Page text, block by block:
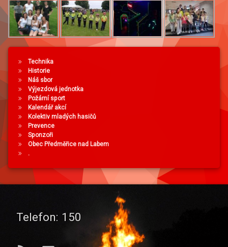
Technika
Historie
Náš sbor
Výjezdová jednotka
Požární sport
Kalendář akcí
Kolektiv mladých hasičů
Prevence
Sponzoři
Obec Předměřice nad Labem
.
Telefon: 150